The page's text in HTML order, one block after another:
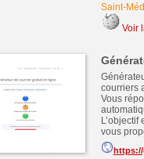
Saint-
Voir
courriers
Vous
vous
https://